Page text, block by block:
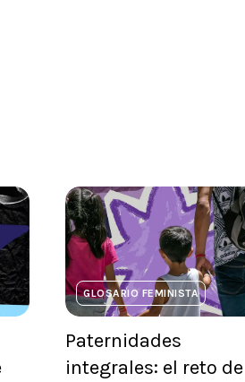
GLOSARIO FEMINISTA
Paternidades
integrales: el reto de